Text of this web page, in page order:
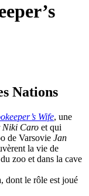
Nations
Wife, une
Niki Caro et qui
de Varsovie Jan
la vie de
zoo et dans la cave
dont le rôle est joué